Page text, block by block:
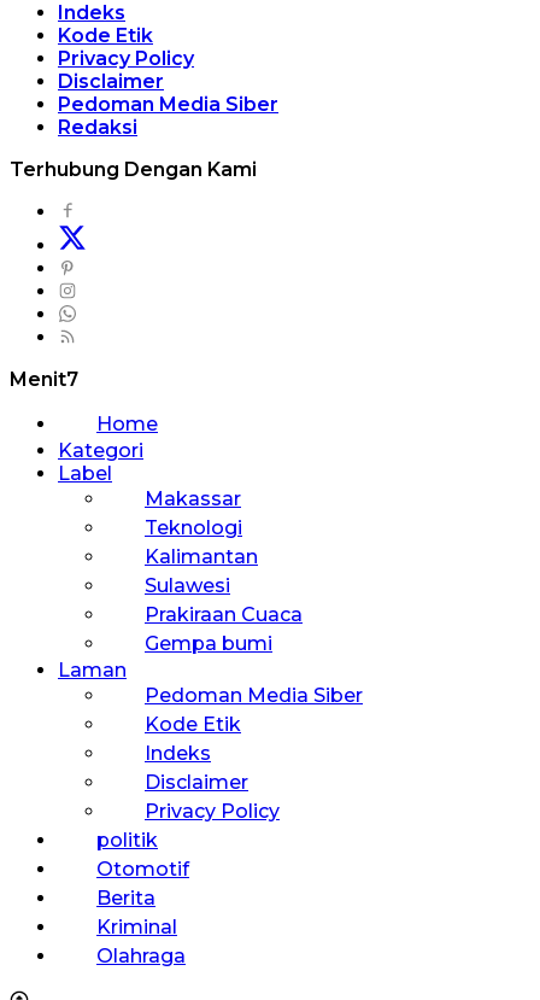
Indeks
Kode Etik
Privacy Policy
Disclaimer
Pedoman Media Siber
Redaksi
Terhubung Dengan Kami
Menit7
Home
Kategori
Label
Makassar
Teknologi
Kalimantan
Sulawesi
Prakiraan Cuaca
Gempa bumi
Laman
Pedoman Media Siber
Kode Etik
Indeks
Disclaimer
Privacy Policy
politik
Otomotif
Berita
Kriminal
Olahraga